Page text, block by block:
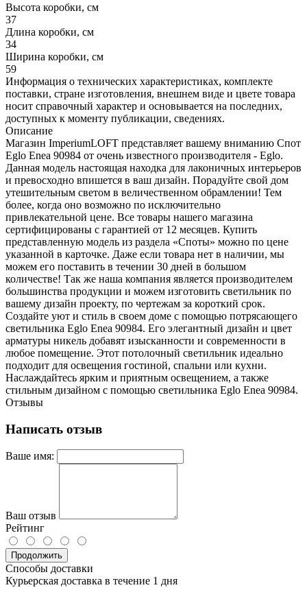
Высота коробки, см
37
Длина коробки, см
34
Ширина коробки, см
59
Информация о технических характеристиках, комплекте
поставки, стране изготовления, внешнем виде и цвете товара
носит справочный характер и основывается на последних,
доступных к моменту публикации, сведениях.
Описание
Магазин ImperiumLOFT представляет вашему вниманию Спот
Eglo Enea 90984 от очень известного производителя - Eglo.
Данная модель настоящая находка для лаконичных интерьеров
и превосходно впишется в ваш дизайн. Порадуйте свой дом
утешительным светом в величественном обрамлении! Тем
более, когда оно возможно по исключительно
привлекательной цене. Все товары нашего магазина
сертифицированы с гарантией от 12 месяцев. Купить
представленную модель из раздела «Споты» можно по цене
указанной в карточке. Даже если товара нет в наличии, мы
можем его поставить в течении 30 дней в большом
количестве! Так же наша компания является производителем
большинства продукции и можем изготовить светильник по
вашему дизайн проекту, по чертежам за короткий срок.
Создайте уют и стиль в своем доме с помощью потрясающего
светильника Eglo Enea 90984. Его элегантный дизайн и цвет
арматуры никель добавят изысканности и современности в
любое помещение. Этот потолочный светильник идеально
подходит для освещения гостиной, спальни или кухни.
Наслаждайтесь ярким и приятным освещением, а также
стильным дизайном с помощью светильника Eglo Enea 90984.
Отзывы
Написать отзыв
Ваше имя:
Ваш отзыв
Рейтинг
Продолжить
Способы доставки
Курьерская доставка в течение 1 дня